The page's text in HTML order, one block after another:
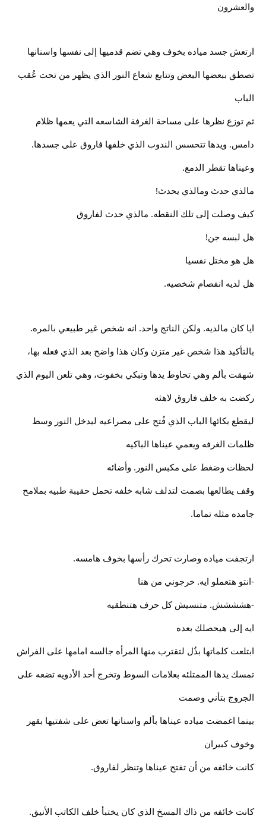
والعشرون
ارتعش جسد مياده بخوف وهي تضم قدميها إلى نفسها واسنانها
تصطق ببعضها البعض وتتابع شعاع النور الذي يظهر من تحت عُقب
الباب
ثم توزع نظرها على مساحة الغرفة الشاسعه التي يعمها ظلام
دامس. ويدها تتحسس الندوب الذي خلفها فاروق على جسدها.
وعيناها تقطر الدمع.
مالذي حدث ومالذي يحدث!
كيف وصلت إلى تلك النقطه. مالذي حدث لفاروق
هل لبسه جن!
هل هو مختل نفسيا
هل لديه انفصام شخصيه.
ايا كان مالديه. ولكن الناتج واحد. انه شخص غير طبيعي بالمره.
بالتأكيد هذا شخص غير متزن وكان هذا واضح بعد الذي فعله بها،
شهقت بألم وهي تحاوط يدها وتبكي بخفوت، وهي تلعن اليوم الذي
ركضت به خلف فاروق لاهثه
ليقطع بكائها الباب الذي فُتح على مصراعيه ليدخل النور وسط
ظلمات الغرفه ويعمي عيناها الباكيه
لحظات وضغط على مكبس النور. وأضائه
وقف يطالعها بصمت لتدلف شابه خلفه تحمل حقيبة طبيه بملامح
جامده مثله تماما.
ارتجفت مياده وصارت تحرك رأسها بخوف هامسه.
-انتو هتعملو ايه. خرجوني من هنا
-هشششش. متنسيش كل حرف هتنطقيه
ايه إلى هيحصلك بعده
ابتلعت كلماتها بذُل لتقترب منها المرأه جالسه امامها على الفراش
تمسك يدها الممتلئه بعلامات السوط وتخرج أحد الأدويه تضعه على
الجروج بتأني وصمت
بينما اغمضت مياده عيناها بألم واسنانها تعض على شفتيها بقهر
وخوف كبيران
كانت خائفه من أن تفتح عيناها وتنظر لفاروق.
كانت خائفه من ذاك المسخ الذي كان يختبأ خلف الكاتب الأنيق.